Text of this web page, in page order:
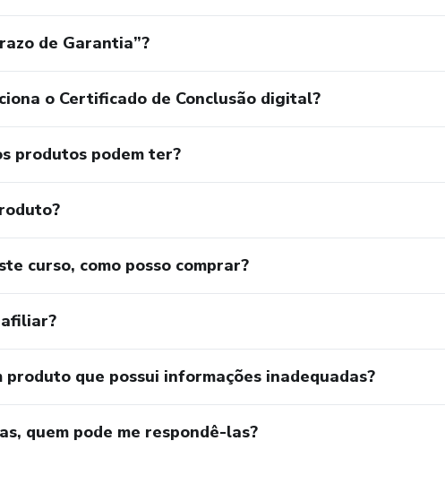
de Garantia”?
o Certificado de Conclusão digital?
produtos podem ter?
curso, como posso comprar?
afiliar?
produto que possui informações inadequadas?
quem pode me respondê-las?